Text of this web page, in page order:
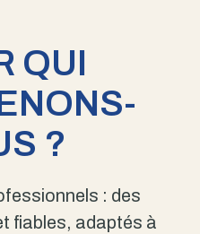
QUI
?
: des
fiables, adaptés à